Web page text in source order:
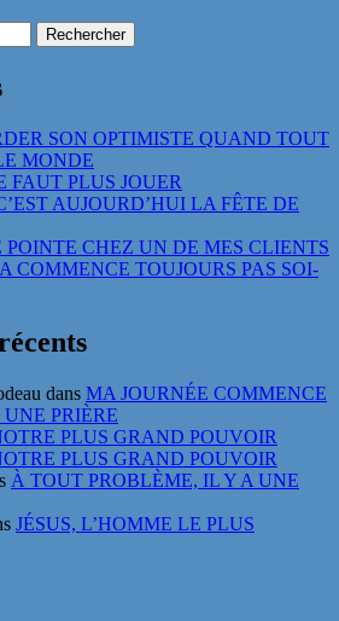
SON OPTIMISTE QUAND TOUT
MONDE
FAUT PLUS JOUER
AUJOURD’HUI LA FÊTE DE
POINTE CHEZ UN DE MES CLIENTS
COMMENCE TOUJOURS PAS SOI-
dans MA JOURNÉE COMMENCE
PRIÈRE
PLUS GRAND POUVOIR
PLUS GRAND POUVOIR
À TOUT PROBLÈME, IL Y A UNE
JÉSUS, L’HOMME LE PLUS